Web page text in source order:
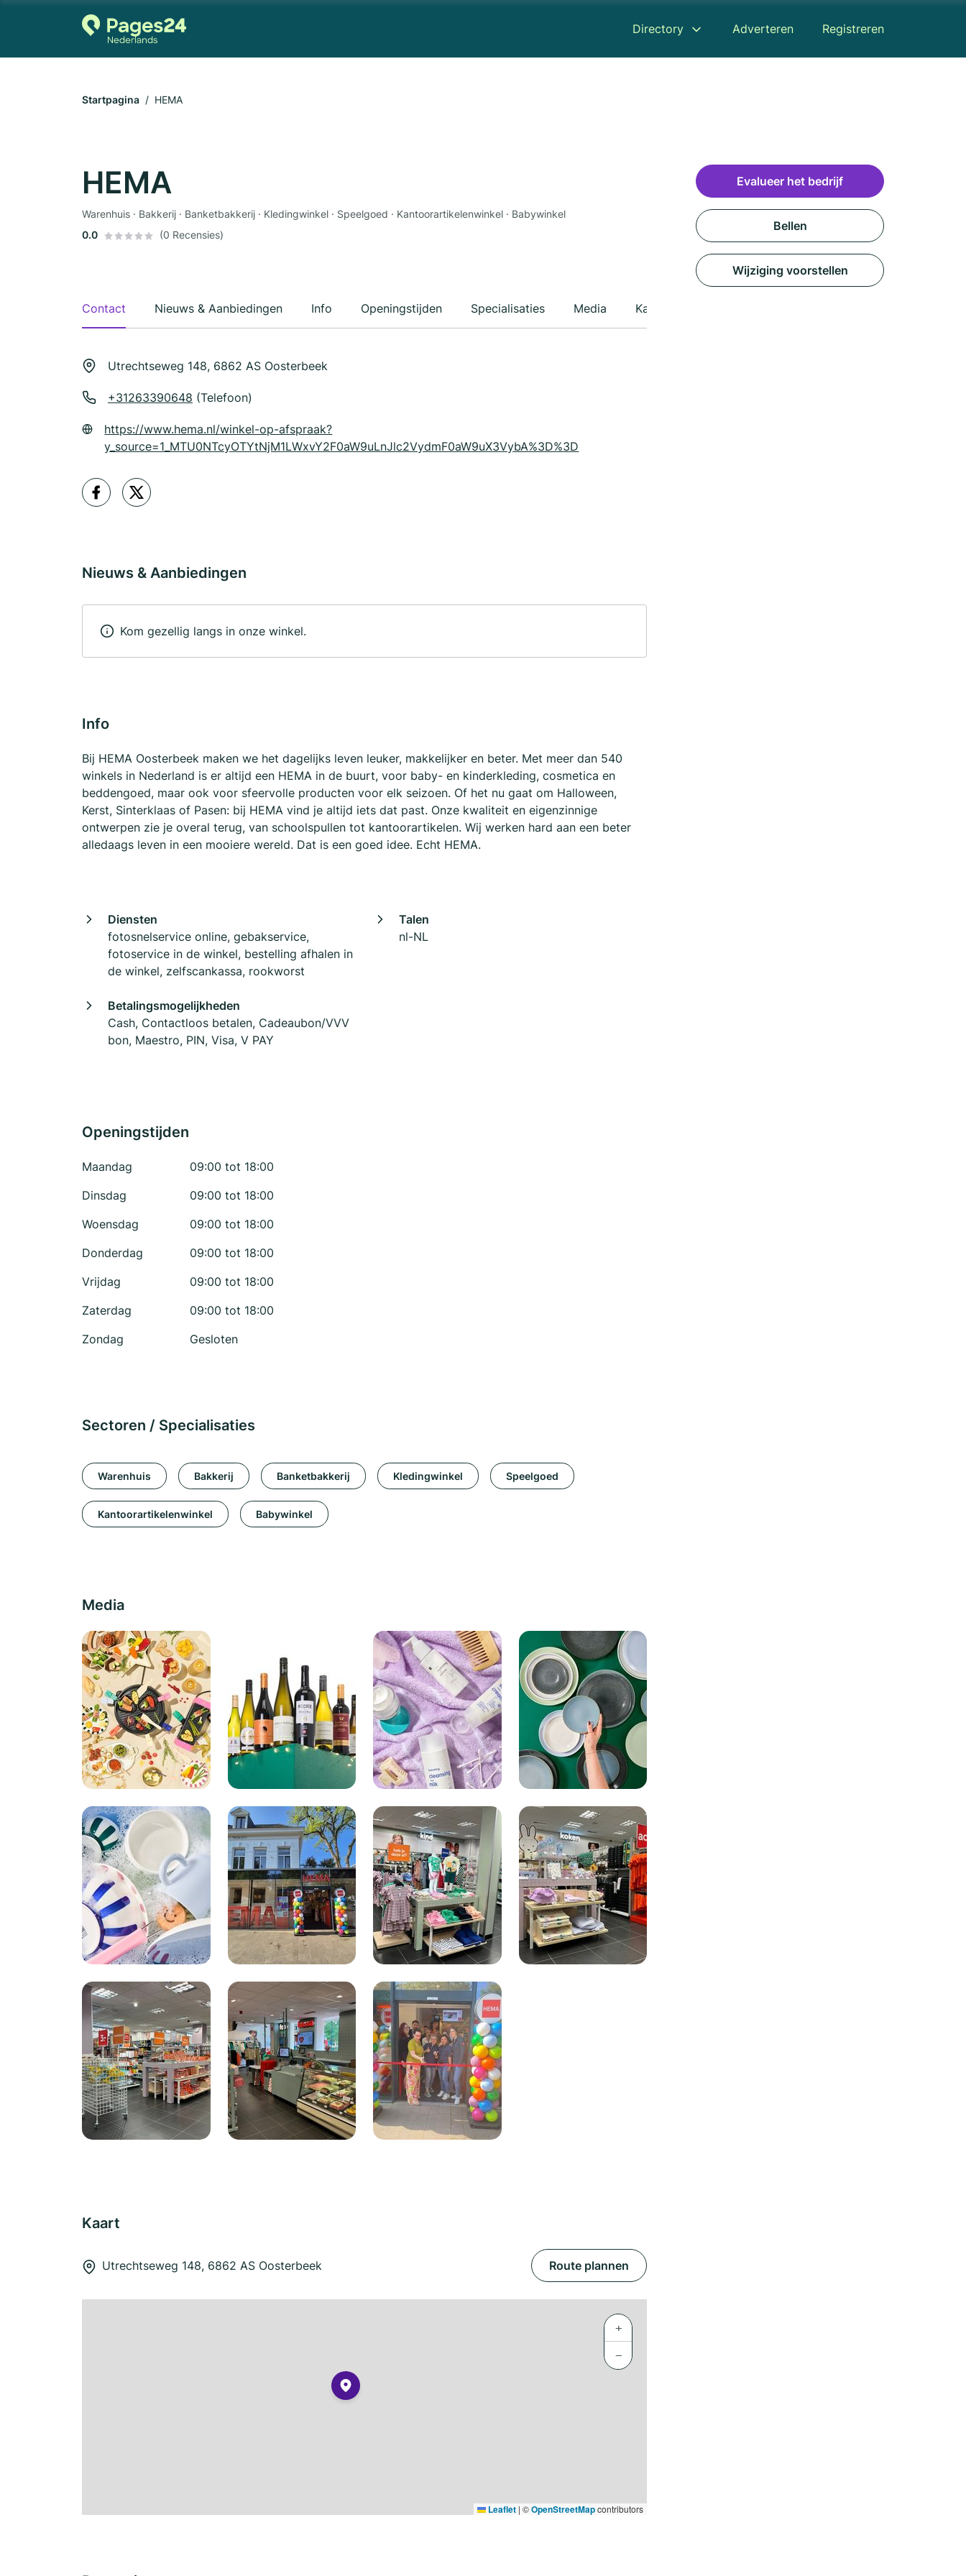
Directory Adverteren Registreren
Startpagina HEMA
HEMA
Warenhuis · Bakkerij · Banketbakkerij · Kledingwinkel · Speelgoed · Kantoorartikelenwinkel · Babywinkel
0.0
(0 Recensies)
Contact Nieuws & Aanbiedingen Info Openingstijden Specialisaties Media Kaart
Utrechtseweg 148, 6862 AS Oosterbeek
+31263390648 (Telefoon)
https://www.hema.nl/winkel-op-afspraak?
y_source=1_MTU0NTcyOTYtNjM1LWxvY2F0aW9uLnJlc2VydmF0aW9uX3VybA%3D%3D
Nieuws & Aanbiedingen
Kom gezellig langs in onze winkel.
Info
Bij HEMA Oosterbeek maken we het dagelijks leven leuker, makkelijker en beter. Met meer dan 540
winkels in Nederland is er altijd een HEMA in de buurt, voor baby- en kinderkleding, cosmetica en
beddengoed, maar ook voor sfeervolle producten voor elk seizoen. Of het nu gaat om Halloween,
Kerst, Sinterklaas of Pasen: bij HEMA vind je altijd iets dat past. Onze kwaliteit en eigenzinnige
ontwerpen zie je overal terug, van schoolspullen tot kantoorartikelen. Wij werken hard aan een beter
alledaags leven in een mooiere wereld. Dat is een goed idee. Echt HEMA.
Diensten
fotosnelservice online, gebakservice,
fotoservice in de winkel, bestelling afhalen in
de winkel, zelfscankassa, rookworst
Talen
nl-NL
Betalingsmogelijkheden
Cash, Contactloos betalen, Cadeaubon/VVV
bon, Maestro, PIN, Visa, V PAY
Openingstijden
Maandag
09:00 tot 18:00
Dinsdag
09:00 tot 18:00
Woensdag
09:00 tot 18:00
Donderdag
09:00 tot 18:00
Vrijdag
09:00 tot 18:00
Zaterdag
09:00 tot 18:00
Zondag
Gesloten
Sectoren / Specialisaties
Warenhuis Bakkerij Banketbakkerij Kledingwinkel Speelgoed
Kantoorartikelenwinkel Babywinkel
Media
Kaart
Utrechtseweg 148, 6862 AS Oosterbeek Route plannen
+
−
Leaflet | ©OpenStreetMapcontributors
Evalueer het bedrijf
Bellen
Wijziging voorstellen